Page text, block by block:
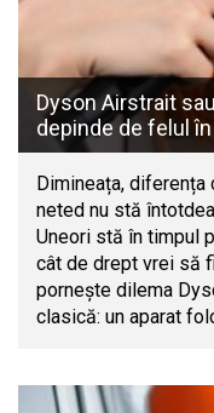
Dyson Airstrait
depinde de felul
Dimineața, diferența
neted nu stă
Uneori stă în timpul
cât de drept vrei să
pornește dilema
clasică: un aparat